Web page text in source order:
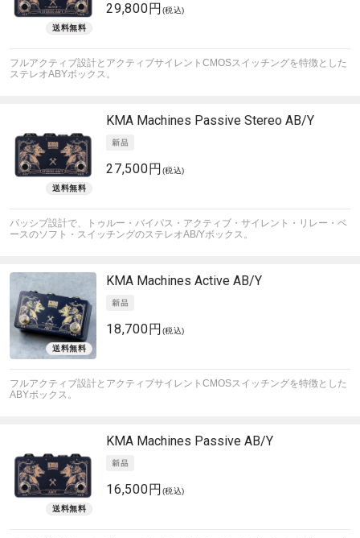
29,800円 (税込)
フルアクティブ設計とアクティブサイレントCMOSスイッチングを特徴とした
ステレオABYボックス。
KMA Machines Passive Stereo AB/Y
27,500円 (税込)
パッシブ設計で、トゥルー・バイパス・アクティブ・サイレント・リレー・ベ
ースのソフト・スイッチングのステレオAB/Yボックス。
KMA Machines Active AB/Y
18,700円 (税込)
フルアクティブ設計とアクティブサイレントCMOSスイッチングを特徴とした
ABYボックス。
KMA Machines Passive AB/Y
16,500円 (税込)